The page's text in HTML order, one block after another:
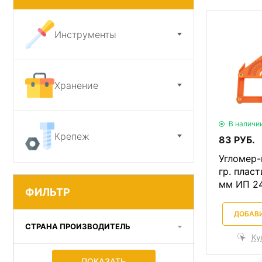
Инструменты
Хранение
Крепеж
ФИЛЬТР
СТРАНА ПРОИЗВОДИТЕЛЬ
В
83 РУБ.
гр.
мм ИП